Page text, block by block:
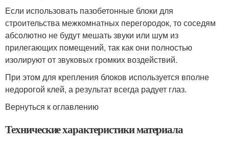
Если использовать пазобетонные блоки для
строительства межкомнатных перегородок, то соседям
абсолютно не будут мешать звуки или шум из
прилегающих помещений, так как они полностью
изолируют от звуковых громких воздействий.
При этом для крепления блоков используется вполне
недорогой клей, а результат всегда радует глаз.
Вернуться к оглавлению
Технические характеристики материала